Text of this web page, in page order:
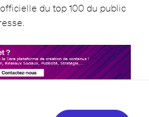
du top 100 du public